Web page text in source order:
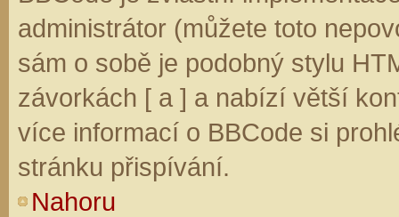
administrátor (můžete toto
sám o sobě je podobný stylu
závorkách [ a ] a nabízí větší
více informací o BBCode si
stránku přispívání.
Nahoru